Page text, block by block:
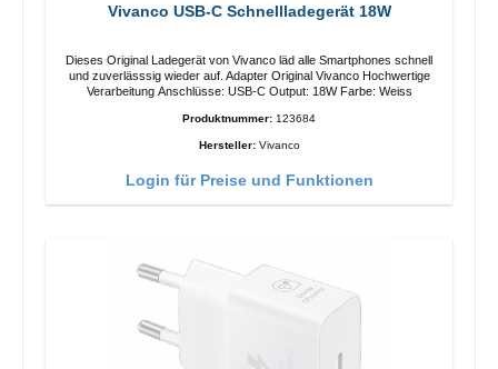
Vivanco USB-C Schnellladegerät 18W
Dieses Original Ladegerät von Vivanco läd alle Smartphones schnell
und zuverlässsig wieder auf. Adapter Original Vivanco Hochwertige
Verarbeitung Anschlüsse: USB-C Output: 18W Farbe: Weiss
Produktnummer: 123684
Hersteller: Vivanco
Login für Preise und Funktionen